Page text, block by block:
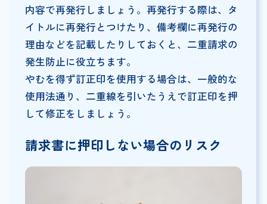
内容で再発行しましょう。再発行する際は、タ
イトルに再発行とつけたり、備考欄に再発行の
理由などを記載したりしておくと、二重請求の
発生防止に役立ちます。
やむを得ず訂正印を使用する場合は、一般的な
使用法通り、二重線を引いたうえで訂正印を押
して修正をしましょう。
請求書に押印しない場合のリスク